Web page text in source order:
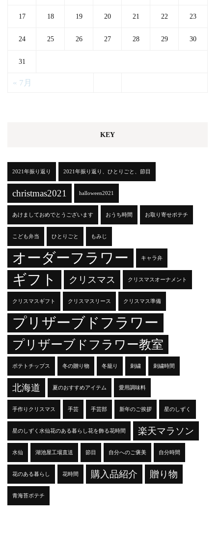
17 18 19 20 21 22 23
24 25 26 27 28 29 30
31
« 7月
KEY
2021年振り返り 2021年振り返り、ひとりごと、節目
christmas2021 halloween2021
あけましておめでとうございます おうち時間 お取り寄せポテチ
こども弁当 ひとりごと もみじ
オーダーフラワー キャラ弁
ギフト クリスマス クリスマスオーナメント
クリスマスギフト クリスマスリース クリスマス準備
プリザーブドフラワー
プリザーブドフラワー教室
ポテトチップス 冬の贈り物 冬籠り 刺繍 刺繍時間
北海道 夏のおすすめアイテム 愛用調味料
手作りクリスマス 手芸 手芸部 新年のご挨拶 星のしずく
星のしずく水仙花のある暮らし花を飾る花時間 楽天マラソン
水仙 湖池屋工場直送 節目 自分へのご褒美 自分時間
花のある暮らし 花時間 購入品紹介 贈り物
青海苔ポテチ